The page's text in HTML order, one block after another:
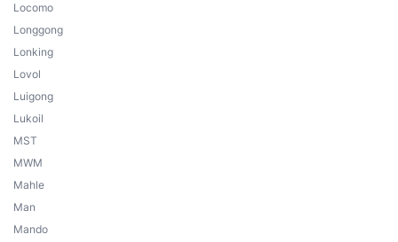
Locomo
Longgong
Lonking
Lovol
Luigong
Lukoil
MST
MWM
Mahle
Man
Mando